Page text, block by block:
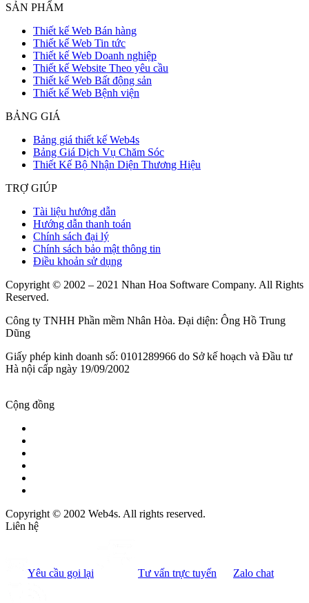
SẢN PHẨM
Thiết kế Web Bán hàng
Thiết kế Web Tin tức
Thiết kế Web Doanh nghiệp
Thiết kế Website Theo yêu cầu
Thiết kế Web Bất động sản
Thiết kế Web Bệnh viện
BẢNG GIÁ
Bảng giá thiết kế Web4s
Bảng Giá Dịch Vụ Chăm Sóc
Thiết Kế Bộ Nhận Diện Thương Hiệu
TRỢ GIÚP
Tài liệu hướng dẫn
Hướng dẫn thanh toán
Chính sách đại lý
Chính sách bảo mật thông tin
Điều khoản sử dụng
Copyright © 2002 – 2021 Nhan Hoa Software Company. All Rights
Reserved.
Công ty TNHH Phần mềm Nhân Hòa. Đại diện: Ông Hồ Trung
Dũng
Giấy phép kinh doanh số: 0101289966 do Sở kế hoạch và Đầu tư
Hà nội cấp ngày 19/09/2002
Cộng đồng
Copyright © 2002 Web4s. All rights reserved.
Liên hệ
Yêu cầu gọi lại Tư vấn trực tuyến Zalo chat